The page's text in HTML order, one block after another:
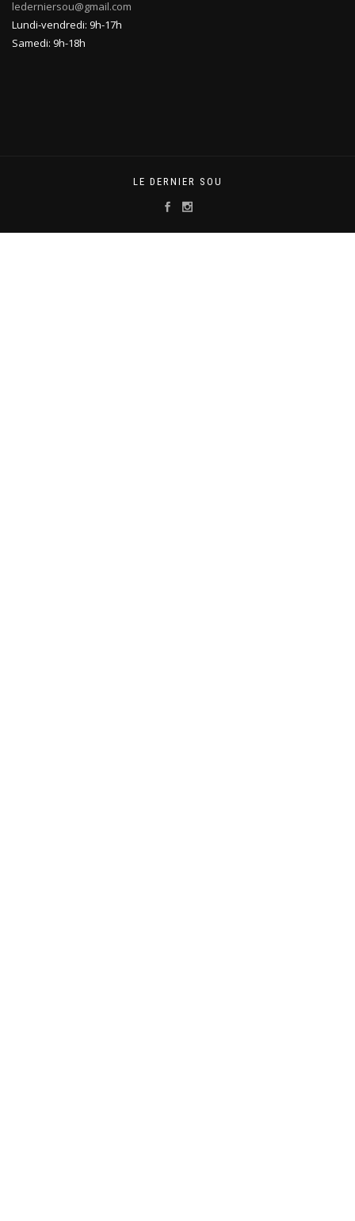
lederniersou@gmail.com
Lundi-vendredi: 9h-17h
Samedi: 9h-18h
LE DERNIER SOU